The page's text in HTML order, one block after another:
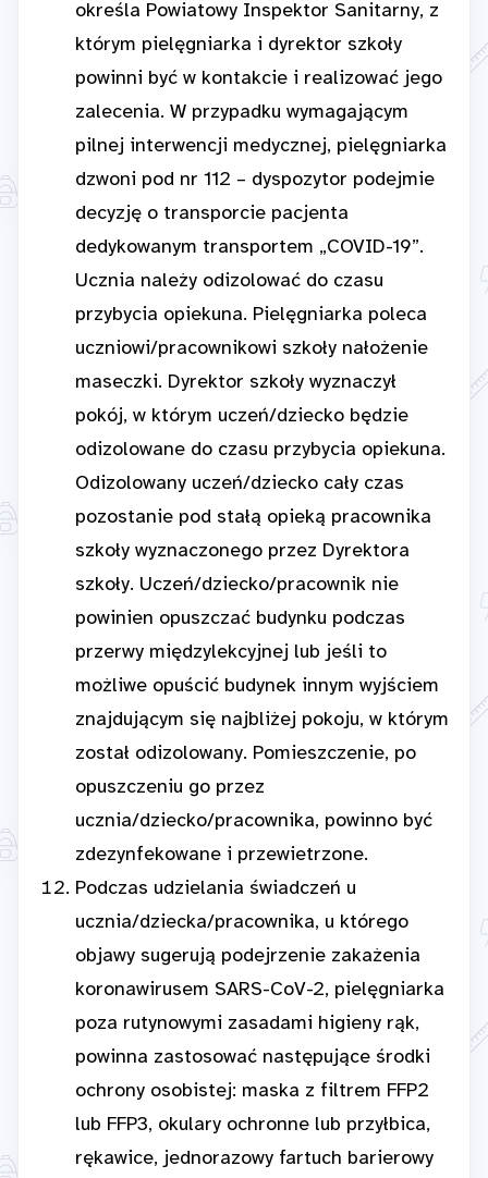
określa Powiatowy Inspektor Sanitarny, z
którym pielęgniarka i dyrektor szkoły
powinni być w kontakcie i realizować jego
zalecenia. W przypadku wymagającym
pilnej interwencji medycznej, pielęgniarka
dzwoni pod nr 112 – dyspozytor podejmie
decyzję o transporcie pacjenta
dedykowanym transportem „COVID-19”.
Ucznia należy odizolować do czasu
przybycia opiekuna. Pielęgniarka poleca
uczniowi/pracownikowi szkoły nałożenie
maseczki. Dyrektor szkoły wyznaczył
pokój, w którym uczeń/dziecko będzie
odizolowane do czasu przybycia opiekuna.
Odizolowany uczeń/dziecko cały czas
pozostanie pod stałą opieką pracownika
szkoły wyznaczonego przez Dyrektora
szkoły. Uczeń/dziecko/pracownik nie
powinien opuszczać budynku podczas
przerwy międzylekcyjnej lub jeśli to
możliwe opuścić budynek innym wyjściem
znajdującym się najbliżej pokoju, w którym
został odizolowany. Pomieszczenie, po
opuszczeniu go przez
ucznia/dziecko/pracownika, powinno być
zdezynfekowane i przewietrzone.
Podczas udzielania świadczeń u
ucznia/dziecka/pracownika, u którego
objawy sugerują podejrzenie zakażenia
koronawirusem SARS-CoV-2, pielęgniarka
poza rutynowymi zasadami higieny rąk,
powinna zastosować następujące środki
ochrony osobistej: maska z filtrem FFP2
lub FFP3, okulary ochronne lub przyłbica,
rękawice, jednorazowy fartuch barierowy